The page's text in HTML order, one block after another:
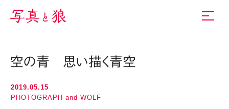
空の青 思い描く青空
2019.05.15
PHOTOGRAPH and WOLF